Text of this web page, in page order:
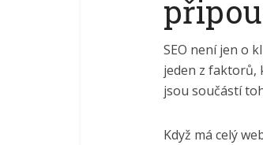
SEO není jen o
jeden z faktorů,
jsou součástí
Když má celý